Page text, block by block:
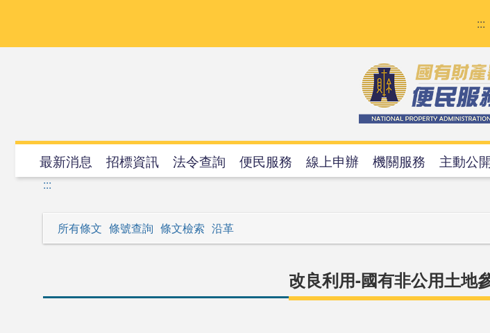
要
:::
最新消息 招標資訊 法令查詢 便民服務 線上申辦 機關服務 主動公
:::
所有條文 條號查詢 條文檢索 沿革
改良利用-國有非公用土地